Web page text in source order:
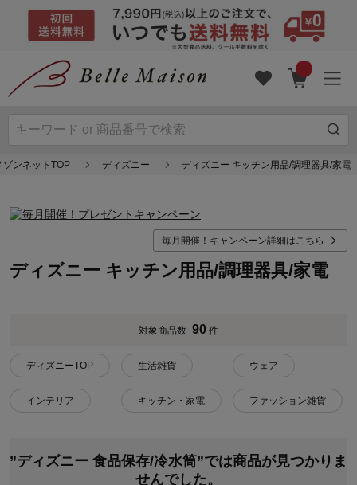
ゾンネットTOP ディズニー ディズニー キッチン用品/調理器具/家電
毎月開催！キャンペーン詳細はこちら
ディズニー キッチン用品/調理器具/家電
対象商品数 90 件
ディズニーTOP
インテリア
生活雑貨
キッチン・家電
ウェア
ファッション雑貨
”ディズニー 食品保存/冷水筒”では商品が見つかりま
せんでした。